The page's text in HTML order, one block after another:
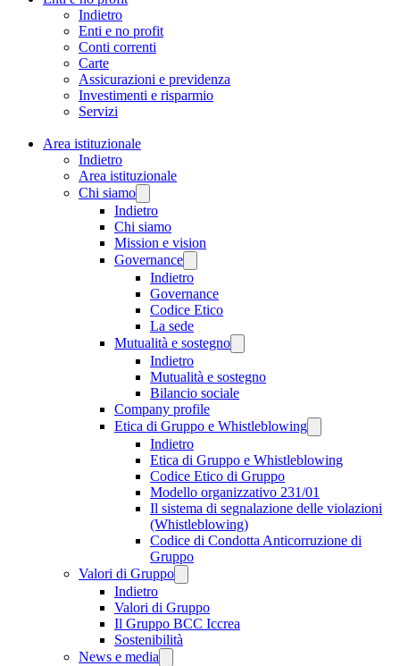
Indietro
Enti e no profit
Conti correnti
Carte
Assicurazioni e previdenza
Investimenti e risparmio
Servizi
Area istituzionale
Indietro
Area istituzionale
Chi siamo
Indietro
Chi siamo
Mission e vision
Governance
Indietro
Governance
Codice Etico
La sede
Mutualità e sostegno
Indietro
Mutualità e sostegno
Bilancio sociale
Company profile
Etica di Gruppo e Whistleblowing
Indietro
Etica di Gruppo e Whistleblowing
Codice Etico di Gruppo
Modello organizzativo 231/01
Il sistema di segnalazione delle violazioni
(Whistleblowing)
Codice di Condotta Anticorruzione di
Gruppo
Valori di Gruppo
Indietro
Valori di Gruppo
Il Gruppo BCC Iccrea
Sostenibilità
News e media